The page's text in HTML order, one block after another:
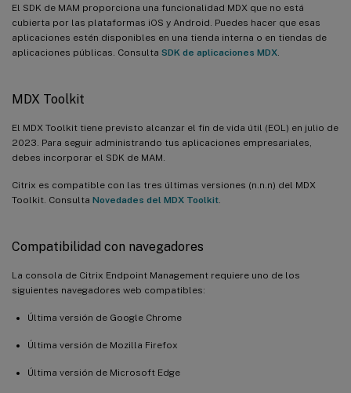
El SDK de MAM proporciona una funcionalidad MDX que no está
cubierta por las plataformas iOS y Android. Puedes hacer que esas
aplicaciones estén disponibles en una tienda interna o en tiendas de
aplicaciones públicas. Consulta SDK de aplicaciones MDX
MDX Toolkit
El MDX Toolkit tiene previsto alcanzar el fin de vida útil (EOL) en julio de
2023. Para seguir administrando tus aplicaciones empresariales,
debes incorporar el SDK de MAM.
Citrix es compatible con las tres últimas versiones (n.n.n) del MDX
Toolkit. Consulta Novedades del MDX Toolkit
Compatibilidad con navegadores
La consola de Citrix Endpoint Management requiere uno de los
siguientes navegadores web compatibles:
Última versión de Google Chrome
Última versión de Mozilla Firefox
Última versión de Microsoft Edge